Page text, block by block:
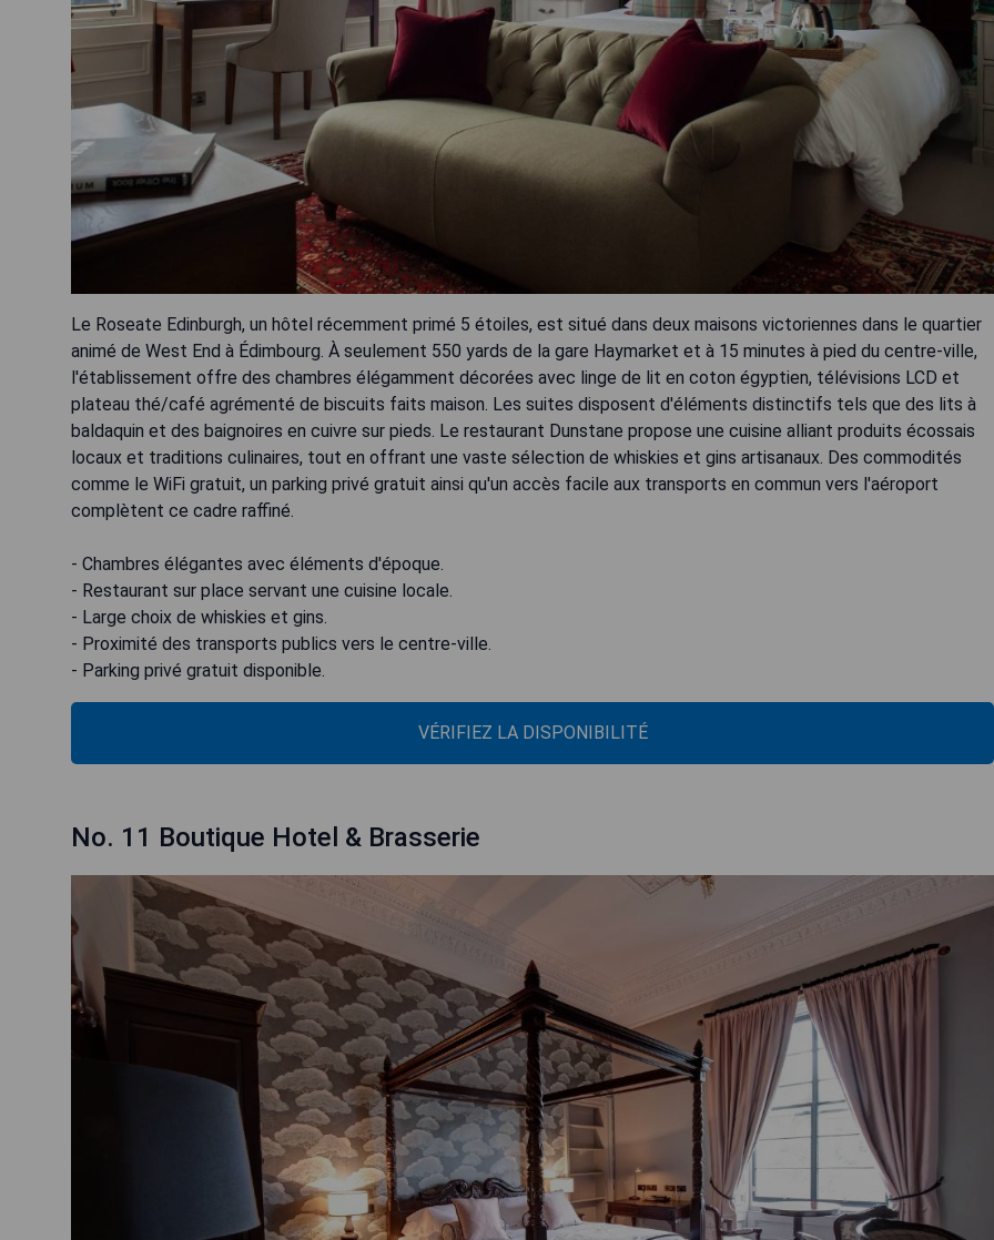
Le Roseate Edinburgh, un hôtel récemment primé 5 étoiles, est situé dans deux maisons victoriennes dans le quartier
animé de West End à Édimbourg. À seulement 550 yards de la gare Haymarket et à 15 minutes à pied du centre-ville,
l'établissement offre des chambres élégamment décorées avec linge de lit en coton égyptien, télévisions LCD et
plateau thé/café agrémenté de biscuits faits maison. Les suites disposent d'éléments distinctifs tels que des lits à
baldaquin et des baignoires en cuivre sur pieds. Le restaurant Dunstane propose une cuisine alliant produits écossais
locaux et traditions culinaires, tout en offrant une vaste sélection de whiskies et gins artisanaux. Des commodités
comme le WiFi gratuit, un parking privé gratuit ainsi qu'un accès facile aux transports en commun vers l'aéroport
complètent ce cadre raffiné.
- Chambres élégantes avec éléments d'époque.
- Restaurant sur place servant une cuisine locale.
- Large choix de whiskies et gins.
- Proximité des transports publics vers le centre-ville.
- Parking privé gratuit disponible.
VÉRIFIEZ LA DISPONIBILITÉ
No. 11 Boutique Hotel & Brasserie